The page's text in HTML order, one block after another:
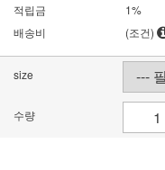
적립금
1%
배송비
(조건)
size
수량